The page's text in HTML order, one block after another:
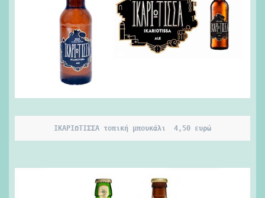
ΙΚΑΡΙΩΤΙΣΣΑ τοπική μπουκάλι  4,50 ευρώ